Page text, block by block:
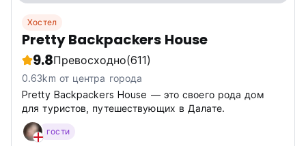
Хостел
Pretty Backpackers House
9.8Превосходно(611)
0.63km от центра города
Pretty Backpackers House — это своего рода дом
для туристов, путешествующих в Далате.
гости